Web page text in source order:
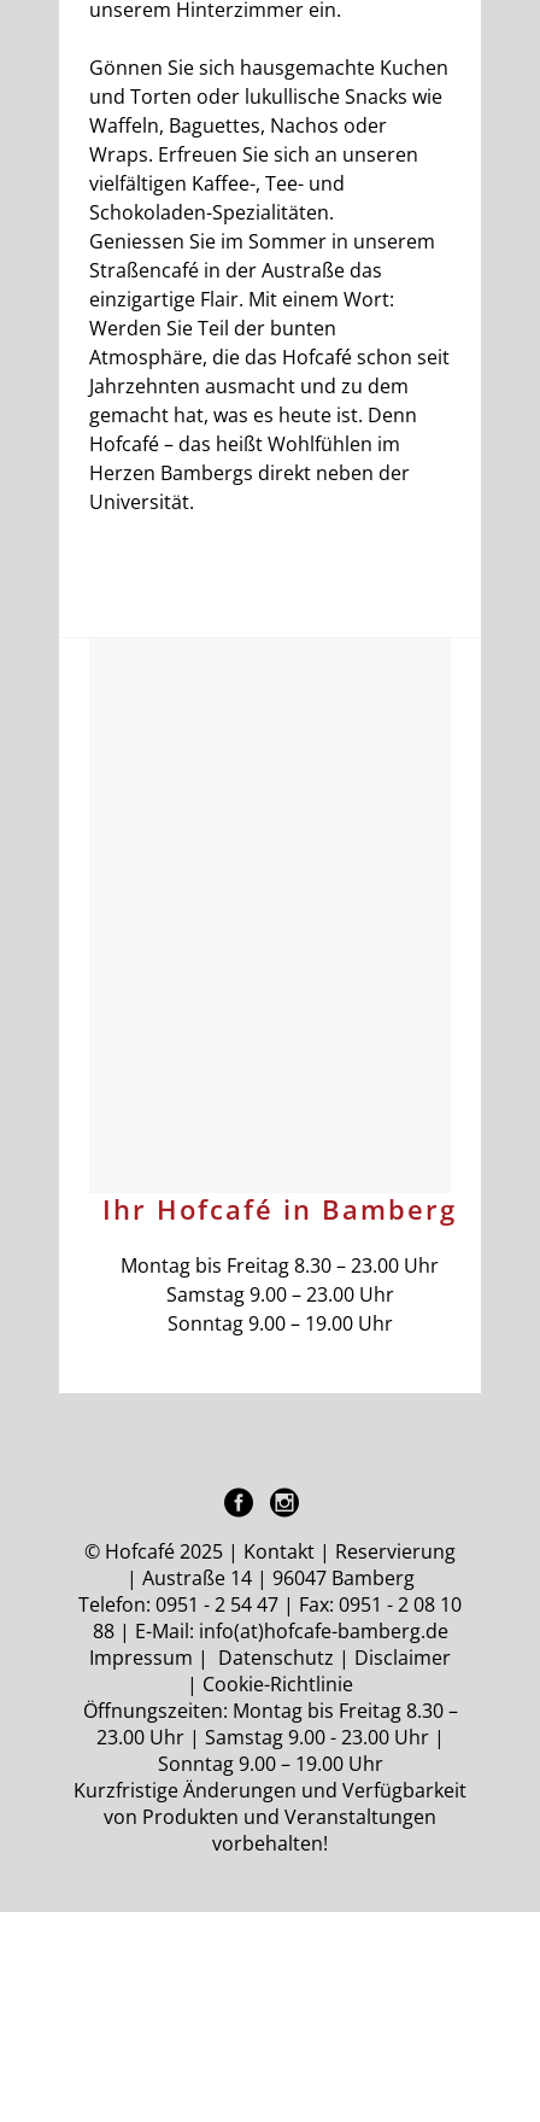
unserem Hinterzimmer ein.
Gönnen Sie sich hausgemachte Kuchen
und Torten oder lukullische Snacks wie
Waffeln, Baguettes, Nachos oder
Wraps. Erfreuen Sie sich an unseren
vielfältigen Kaffee-, Tee- und
Schokoladen-Spezialitäten.
Geniessen Sie im Sommer in unserem
Straßencafé in der Austraße das
einzigartige Flair. Mit einem Wort:
Werden Sie Teil der bunten
Atmosphäre, die das Hofcafé schon seit
Jahrzehnten ausmacht und zu dem
gemacht hat, was es heute ist. Denn
Hofcafé – das heißt Wohlfühlen im
Herzen Bambergs direkt neben der
Universität.
Ihr Hofcafé in Bamberg
Montag bis Freitag 8.30 – 23.00 Uhr
Samstag 9.00 – 23.00 Uhr
Sonntag 9.00 – 19.00 Uhr
© Hofcafé 2025 | Kontakt | Reservierung
| Austraße 14 | 96047 Bamberg
Telefon: 0951 - 2 54 47 | Fax: 0951 - 2 08 10
88 | E-Mail: info(at)hofcafe-bamberg.de
Impressum | Datenschutz | Disclaimer
| Cookie-Richtlinie
Öffnungszeiten: Montag bis Freitag 8.30 –
23.00 Uhr | Samstag 9.00 - 23.00 Uhr |
Sonntag 9.00 – 19.00 Uhr
Kurzfristige Änderungen und Verfügbarkeit
von Produkten und Veranstaltungen
vorbehalten!